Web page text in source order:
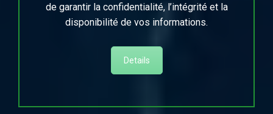
de garantir la confidentialité, l’intégrité et la
disponibilité de vos informations.
Details